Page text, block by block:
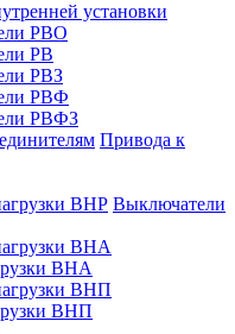
установки
РВО
РВ
РВЗ
РВФ
РВФЗ
Привода к
Выключатели
ВНА
ВНП